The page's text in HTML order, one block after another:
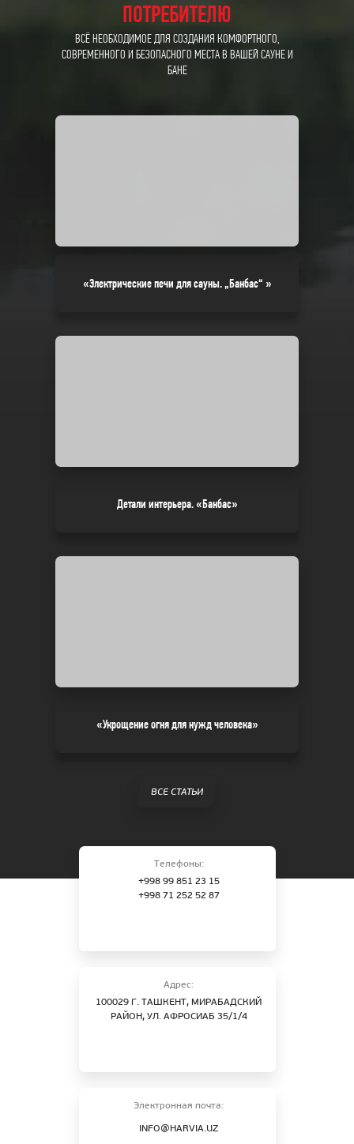
ПОТРЕБИТЕЛЮ
ВСЁ НЕОБХОДИМОЕ ДЛЯ СОЗДАНИЯ КОМФОРТНОГО,
СОВРЕМЕННОГО И БЕЗОПАСНОГО МЕСТА В ВАШЕЙ САУНЕ И
БАНЕ
«Электрические печи для сауны. „Банбас“ »
Детали интерьера. «Банбас»
«Укрощение огня для нужд человека»
ВСЕ СТАТЬИ
Телефоны:
+998 99 851 23 15
+998 71 252 52 87
Адрес:
100029 Г. ТАШКЕНТ, МИРАБАДСКИЙ
РАЙОН, УЛ. АФРОСИАБ 35/1/4
Электронная почта:
INFO@HARVIA.UZ